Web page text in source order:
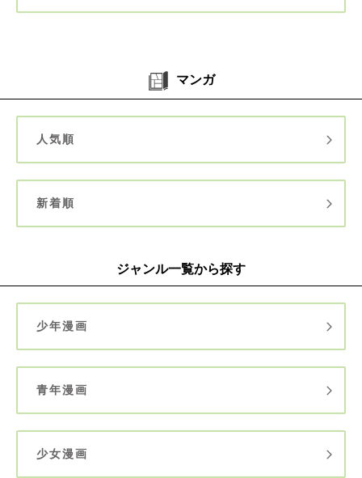
マンガ
人気順
新着順
ジャンル一覧から探す
少年漫画
青年漫画
少女漫画